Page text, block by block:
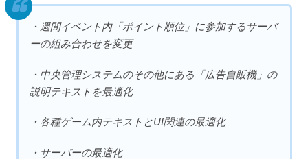
・週間イベント内「ポイント順位」に参加するサーバ
ーの組み合わせを変更
・中央管理システムのその他にある「広告自販機」の
説明テキストを最適化
・各種ゲーム内テキストとUI関連の最適化
・サーバーの最適化